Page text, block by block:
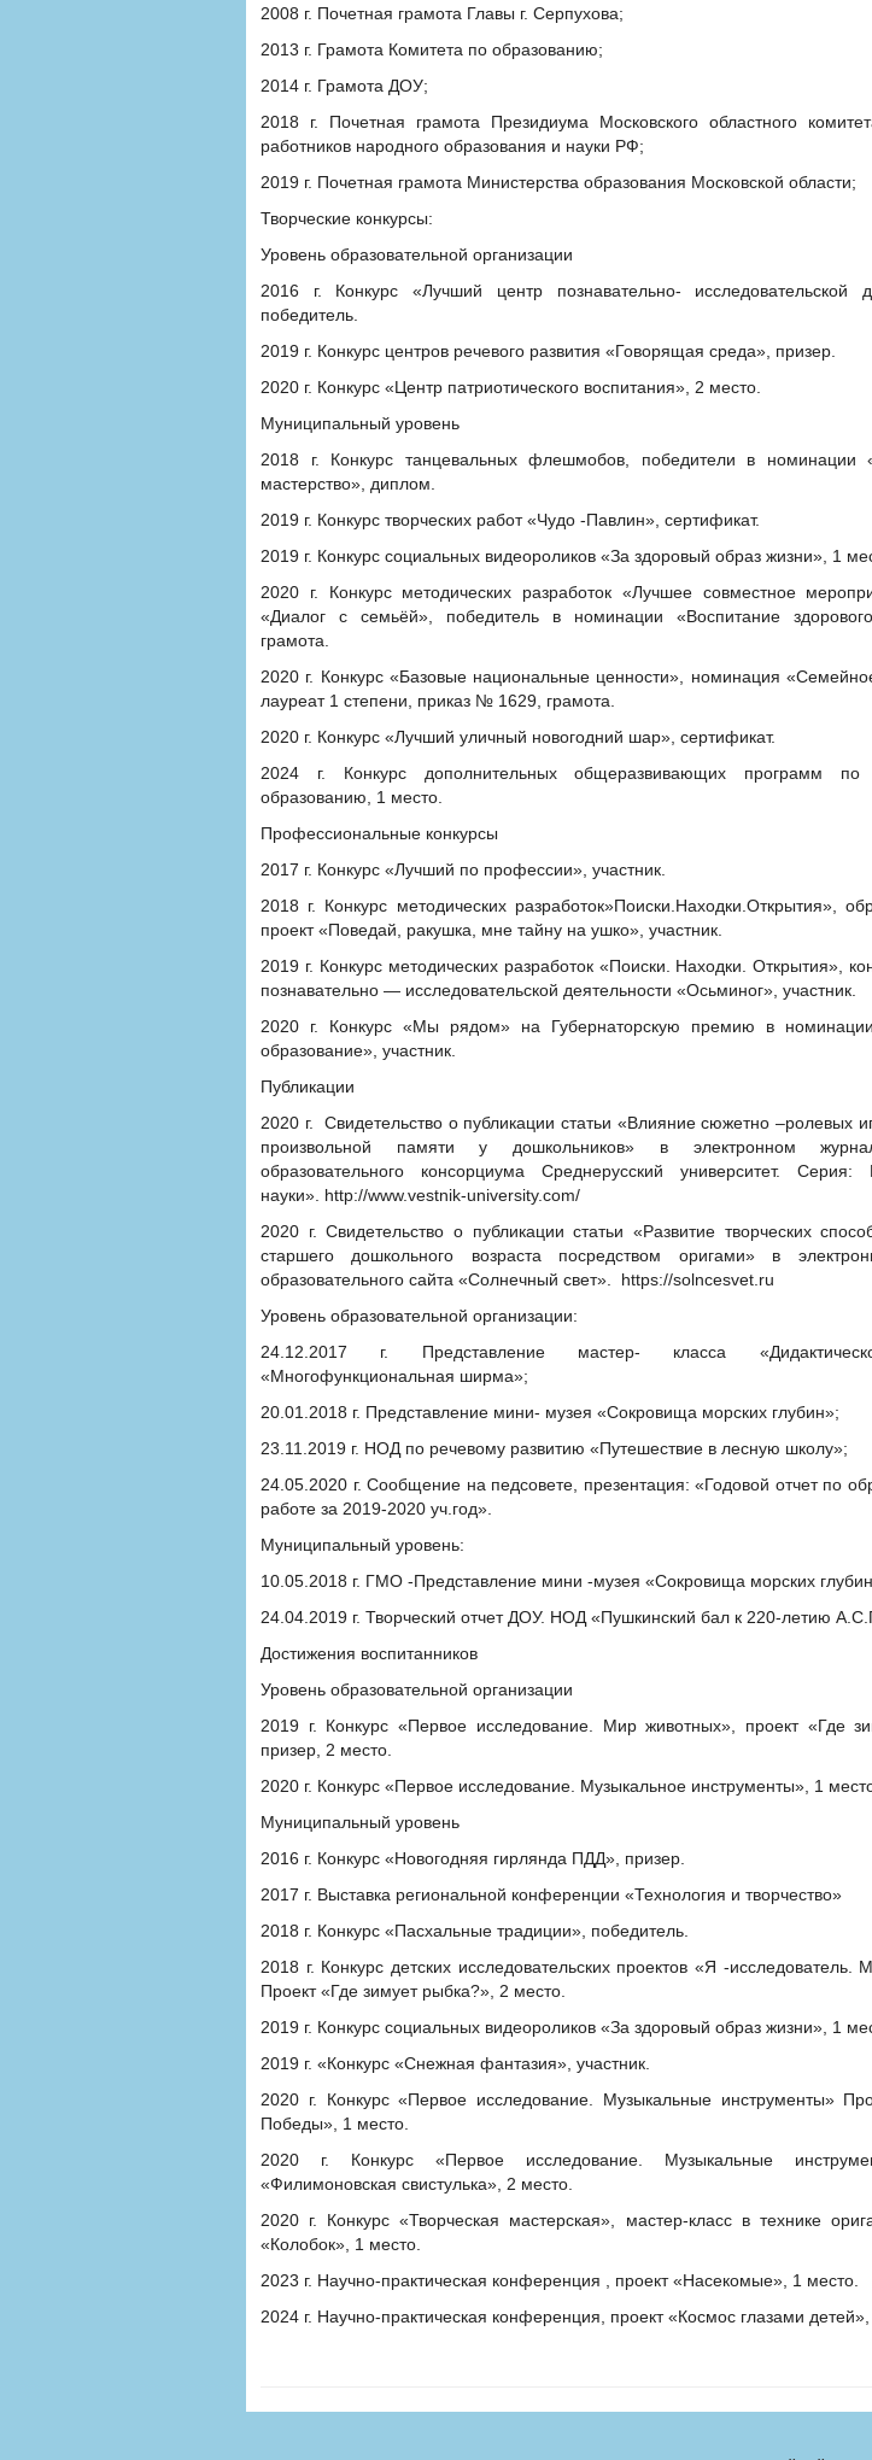
2008 г. Почетная грамота Главы г. Серпухова;
2013 г. Грамота Комитета по образованию;
2014 г. Грамота ДОУ;
2018 г. Почетная грамота Президиума Московского областного
работников народного образования и науки РФ;
2019 г. Почетная грамота Министерства образования Московской области;
Творческие конкурсы:
Уровень образовательной организации
2016 г. Конкурс «Лучший центр познавательно- исследовательской
победитель.
2019 г. Конкурс центров речевого развития «Говорящая среда», призер.
2020 г. Конкурс «Центр патриотического воспитания», 2 место.
Муниципальный уровень
2018 г. Конкурс танцевальных флешмобов, победители в номинации
мастерство», диплом.
2019 г. Конкурс творческих работ «Чудо -Павлин», сертификат.
2019 г. Конкурс социальных видеороликов «За здоровый образ жизни», 1
2020 г. Конкурс методических разработок «Лучшее совместное
«Диалог с семьёй», победитель в номинации «Воспитание
грамота.
2020 г. Конкурс «Базовые национальные ценности», номинация «Семейное
лауреат 1 степени, приказ № 1629, грамота.
2020 г. Конкурс «Лучший уличный новогодний шар», сертификат.
2024 г. Конкурс дополнительных общеразвивающих программ по
образованию, 1 место.
Профессиональные конкурсы
2017 г. Конкурс «Лучший по профессии», участник.
2018 г. Конкурс методических разработок»Поиски.Находки.Открытия»,
проект «Поведай, ракушка, мне тайну на ушко», участник.
2019 г. Конкурс методических разработок «Поиски. Находки. Открытия»,
познавательно — исследовательской деятельности «Осьминог», участник.
2020 г. Конкурс «Мы рядом» на Губернаторскую премию в
образование», участник.
Публикации
2020 г. Свидетельство о публикации статьи «Влияние сюжетно –ролевых
произвольной памяти у дошкольников» в электронном
образовательного консорциума Среднерусский университет. Серия:
науки». http://www.vestnik-university.com/
2020 г. Свидетельство о публикации статьи «Развитие творческих
старшего дошкольного возраста посредством оригами» в
образовательного сайта «Солнечный свет». https://solncesvet.ru
Уровень образовательной организации:
24.12.2017 г. Представление мастер- класса
«Многофункциональная ширма»;
20.01.2018 г. Представление мини- музея «Сокровища морских глубин»;
23.11.2019 г. НОД по речевому развитию «Путешествие в лесную школу»;
24.05.2020 г. Сообщение на педсовете, презентация: «Годовой отчет по
работе за 2019-2020 уч.год».
Муниципальный уровень:
10.05.2018 г. ГМО -Представление мини -музея «Сокровища морских
24.04.2019 г. Творческий отчет ДОУ. НОД «Пушкинский бал к 220-летию
Достижения воспитанников
Уровень образовательной организации
2019 г. Конкурс «Первое исследование. Мир животных», проект «Где
призер, 2 место.
2020 г. Конкурс «Первое исследование. Музыкальное инструменты», 1
Муниципальный уровень
2016 г. Конкурс «Новогодняя гирлянда ПДД», призер.
2017 г. Выставка региональной конференции «Технология и творчество»
2018 г. Конкурс «Пасхальные традиции», победитель.
2018 г. Конкурс детских исследовательских проектов «Я -исследователь.
Проект «Где зимует рыбка?», 2 место.
2019 г. Конкурс социальных видеороликов «За здоровый образ жизни», 1
2019 г. «Конкурс «Снежная фантазия», участник.
2020 г. Конкурс «Первое исследование. Музыкальные инструменты»
Победы», 1 место.
2020 г. Конкурс «Первое исследование. Музыкальные
«Филимоновская свистулька», 2 место.
2020 г. Конкурс «Творческая мастерская», мастер-класс в технике
«Колобок», 1 место.
2023 г. Научно-практическая конференция , проект «Насекомые», 1 место.
2024 г. Научно-практическая конференция, проект «Космос глазами детей»,